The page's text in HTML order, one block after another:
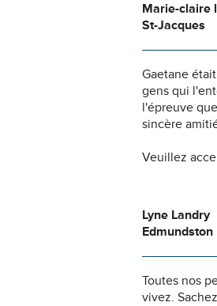
Marie-claire
St-Jacques
Gaetane
gens qui
l'épreuve
sincère
Veuillez
Lyne Landry
Edmundston
Toutes nos
vivez.